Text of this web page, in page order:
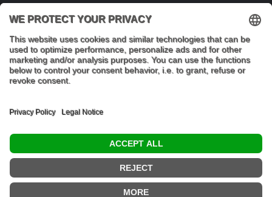
Impressum
Buchungsanfrage
"In den Wäldern sind Dinge, über die nachzudenken man jahrelang
im Moos liegen könnte." (Franz Kafka)